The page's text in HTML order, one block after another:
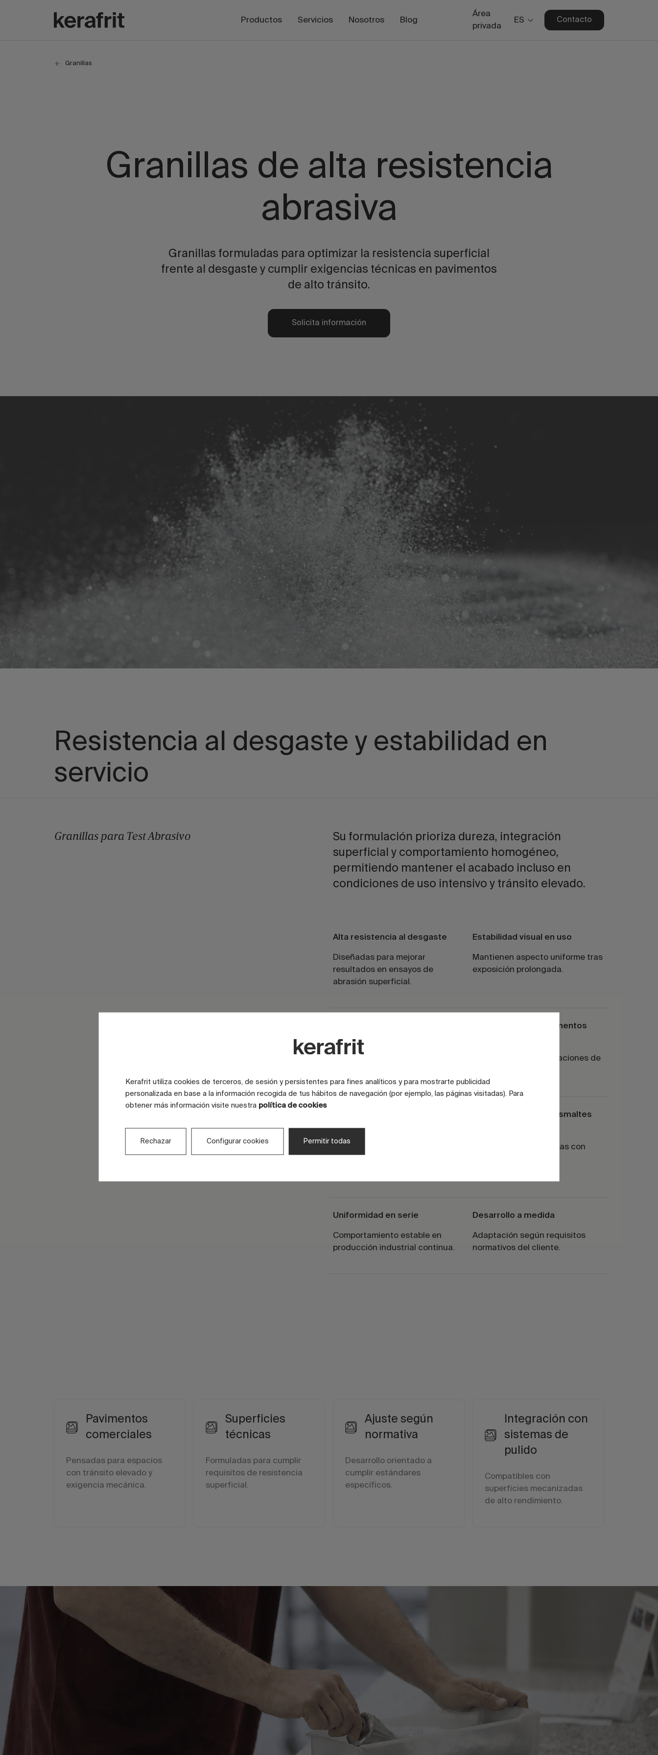
Productos Servicios Nosotros Blog
Área
privada
ES Contacto
Granillas
Granillas de alta resistencia
abrasiva
Granillas formuladas para optimizar la resistencia superficial
frente al desgaste y cumplir exigencias técnicas en pavimentos
de alto tránsito.
Solicita información
Resistencia al desgaste y estabilidad en
servicio
Granillas para Test Abrasivo
Su formulación prioriza dureza, integración
superficial y comportamiento homogéneo,
permitiendo mantener el acabado incluso en
condiciones de uso intensivo y tránsito elevado.
Alta resistencia al desgaste
Diseñadas para mejorar
resultados en ensayos de
abrasión superficial.
Estabilidad visual en uso
Mantienen aspecto uniforme tras
exposición prolongada.
Fusión controlada que refuerza la
Rendimiento en pavimentos
Adecuadas para aplicaciones de
Compatibilidad con esmaltes
Ajustadas para sistemas con
Uniformidad en serie
Comportamiento estable en
producción industrial continua.
Desarrollo a medida
Adaptación según requisitos
normativos del cliente.
Pavimentos
comerciales
Pensadas para espacios
con tránsito elevado y
exigencia mecánica.
Superficies
técnicas
Formuladas para cumplir
requisitos de resistencia
superficial.
Ajuste según
normativa
Desarrollo orientado a
cumplir estándares
específicos.
Integración con
sistemas de
pulido
Compatibles con
superficies mecanizadas
de alto rendimiento.
Kerafrit utiliza cookies de terceros, de sesión y persistentes para fines analíticos y para mostrarte publicidad
personalizada en base a la información recogida de tus hábitos de navegación (por ejemplo, las páginas visitadas). Para
obtener más información visite nuestra política de cookies
Rechazar Configurar cookies Permitir todas